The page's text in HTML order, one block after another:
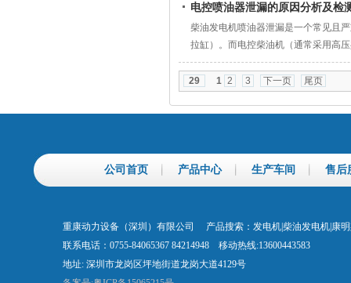
电控喷油器泄漏的原因分析及检
柴油发电机喷油器泄漏是一个常见且
拉缸）。而电控柴油机（通常采用高
侧重于电控部分和更高的工作压力。
29
1 2 3 下一页 尾页
公司首页 产品中心 生产车间 售后
重康动力设备（深圳）有限公司 产品搜索：发电机|柴油发电机|康
联系电话：0755-84065367 84214948 移动热线:13600443583
地址: 深圳市龙岗区坪地街道龙岗大道4129号